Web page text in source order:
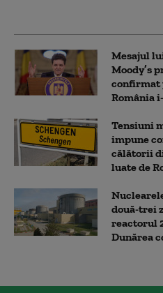
Mesajul
Moody’s
confirmat
România
Tensiuni
impune
călătorii
luate de
două-trei
reactorul
Dunărea